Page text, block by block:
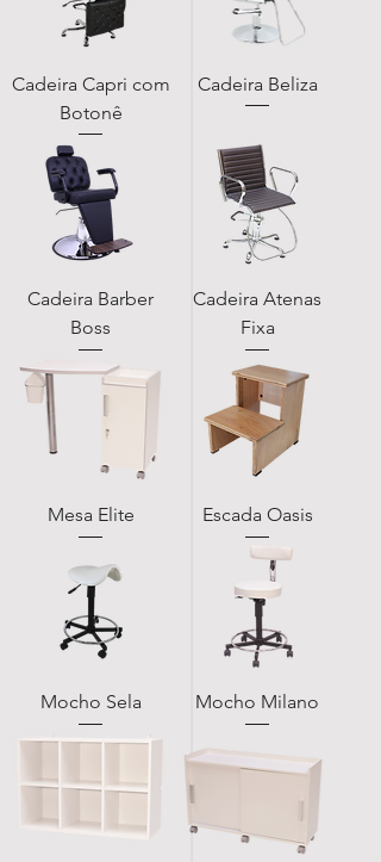
Cadeira Capri com
Botonê
Cadeira Beliza
Cadeira Barber
Boss
Cadeira Atenas
Fixa
Mesa Elite Escada Oasis
Mocho Sela Mocho Milano